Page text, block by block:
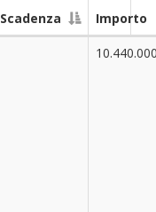
Scadenza Importo